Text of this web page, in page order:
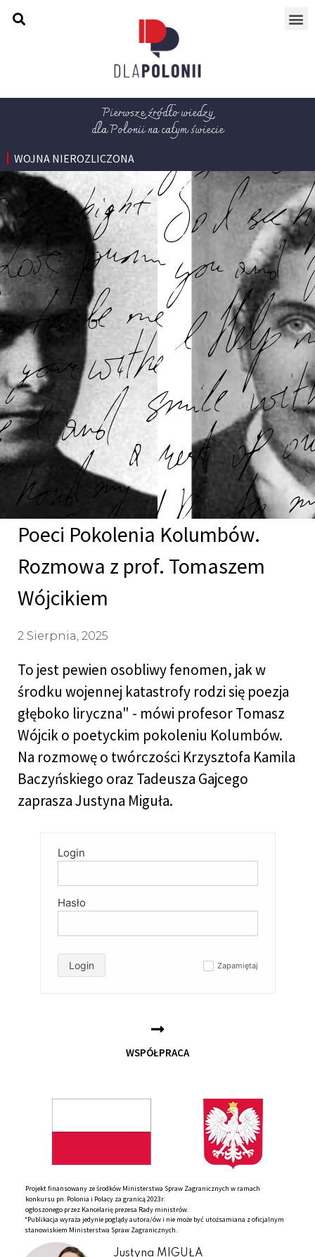
Pierwsze źródło wiedzy
dla Polonii na całym świecie
WOJNA NIEROZLICZONA
Poeci Pokolenia Kolumbów.
Rozmowa z prof. Tomaszem
Wójcikiem
2 Sierpnia, 2025
To jest pewien osobliwy fenomen, jak w
środku wojennej katastrofy rodzi się poezja
głęboko liryczna" - mówi profesor Tomasz
Wójcik o poetyckim pokoleniu Kolumbów.
Na rozmowę o twórczości Krzysztofa Kamila
Baczyńskiego oraz Tadeusza Gajcego
zaprasza Justyna Miguła.
Login
Hasło
Zapamiętaj
Login
WSPÓŁPRACA
Projekt finansowany ze środków Ministerstwa Spraw Zagranicznych w ramach
konkursu pn. Polonia i Polacy za granicą 2023r.
ogłoszonego przez Kancelarię prezesa Rady ministrów.
*Publikacja wyraża jedynie poglądy autora/ów i nie może być utożsamiana z oficjalnym
stanowiskiem Ministerstwa Spraw Zagranicznych.
Justyna MIGUŁA